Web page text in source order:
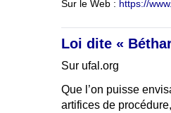
Sur le Web : https://
Loi dite «
Sur ufal.org
Que l’on puisse
artifices de